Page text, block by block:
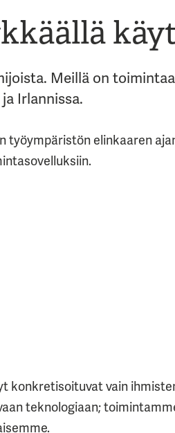
Meillä on
Irlannissa.
työympäristön elinkaaren
konkretisoituvat vain
teknologiaan;